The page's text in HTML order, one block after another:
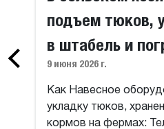
подъем тюков,
в штабель и
9 июня 2026 г.
Как Навесное
укладку тюков,
кормов на фермах: